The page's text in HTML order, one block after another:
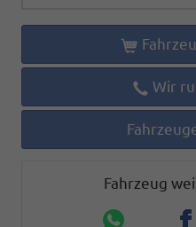
Wir
Fahrzeug